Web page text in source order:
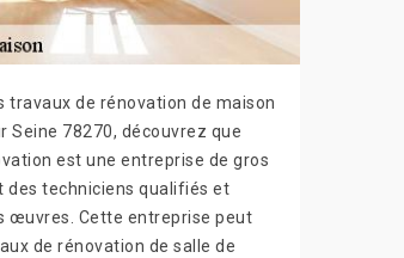
travaux de rénovation de maison
Seine 78270, découvrez que
est une entreprise de gros
des techniciens qualifiés et
œuvres. Cette entreprise peut
de rénovation de salle de